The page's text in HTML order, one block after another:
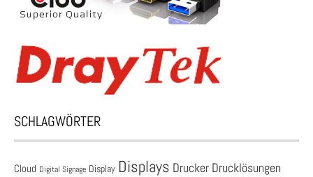
SCHLAGWÖRTER
Cloud Digital Signage Display Displays Drucker Drucklösungen